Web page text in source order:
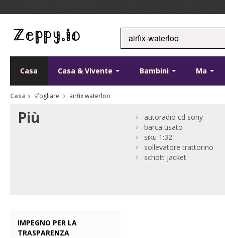
Casa Casa & Vivente Bambini Ma
Casa sfogliare airfix waterloo
Più
autoradio cd sony
barca usato
siku 1:32
sollevatore trattorino
schott jacket
IMPEGNO PER LA
TRASPARENZA